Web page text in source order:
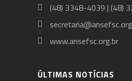
(48) 3348-4039 | (48)
www.ansefsc.org.br
ÚLTIMAS NOTÍCIAS